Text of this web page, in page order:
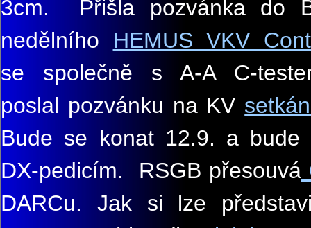
3cm. Přišla pozvánka do
nedělního HEMUS VKV
se společně s A-A C-
poslal pozvánku na KV
Bude se konat 12.9. a bude
DX-pedicím. RSGB přesouvá
DARCu. Jak si lze